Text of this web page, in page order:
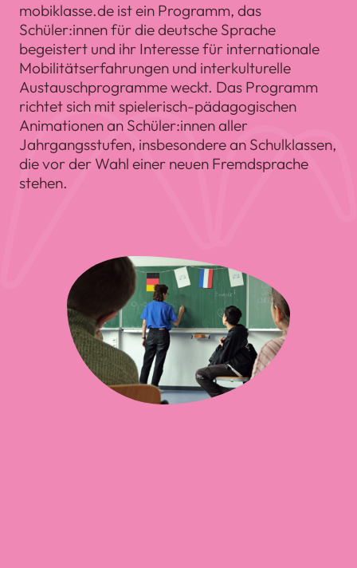
mobiklasse.de ist ein Programm, das
Schüler:innen für die deutsche Sprache
begeistert und ihr Interesse für internationale
Mobilitätserfahrungen und interkulturelle
Austauschprogramme weckt. Das Programm
richtet sich mit spielerisch-pädagogischen
Animationen an Schüler:innen aller
Jahrgangsstufen, insbesondere an Schulklassen,
die vor der Wahl einer neuen Fremdsprache
stehen.